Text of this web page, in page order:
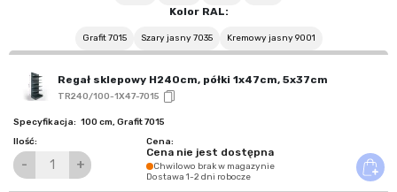
Kolor RAL:
Grafit 7015 Szary jasny 7035 Kremowy jasny 9001
Regał sklepowy H240cm, półki 1x47cm, 5x37cm
TR240/100-1X47-7015
100 cm, Grafit 7015
- +
Cena nie jest dostępna
Chwilowo brak w magazynie
Dostawa 1-2 dni robocze